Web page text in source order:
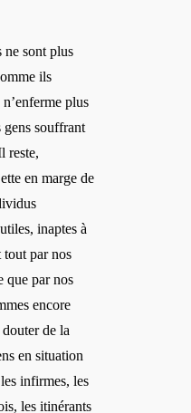
ne sont plus
ils
plus
gens souffrant
reste,
en marge de
inaptes à
tout par nos
que par nos
encore
de la
en situation
infirmes, les
les itinérants